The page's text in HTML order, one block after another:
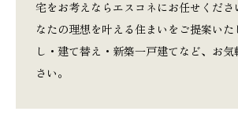
宅をお考えならエスコネにお任せくださ
なたの理想を叶える住まいをご提案い
し・建て替え・新築一戸建てなど、お
さい。